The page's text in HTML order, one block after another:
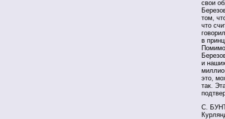
свои
том,
что
в
и
это,
так.
С.